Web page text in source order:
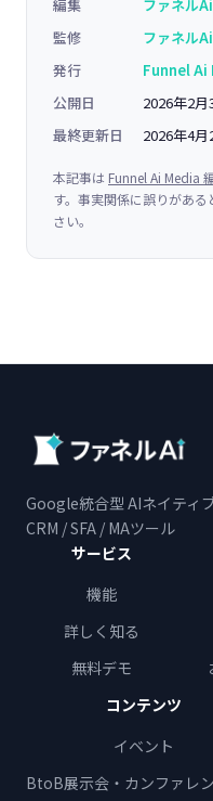
編集
ファネル
監修
ファネル
発行
Funnel Ai
公開日
2026年2月
最終更新日
2026年4月
本記事は Funnel Ai Media
す。事実関係に誤りがある
さい。
Google統合型 AIネイティ
CRM / SFA / MAツール
サービス
機能
詳しく知る
無料デモ
コンテンツ
イベント
BtoB展示会・カンファレ